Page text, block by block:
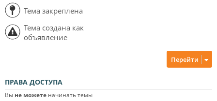
Тема закреплена
Тема создана как
объявление
Перейти
ПРАВА ДОСТУПА
Вы не можете начинать темы